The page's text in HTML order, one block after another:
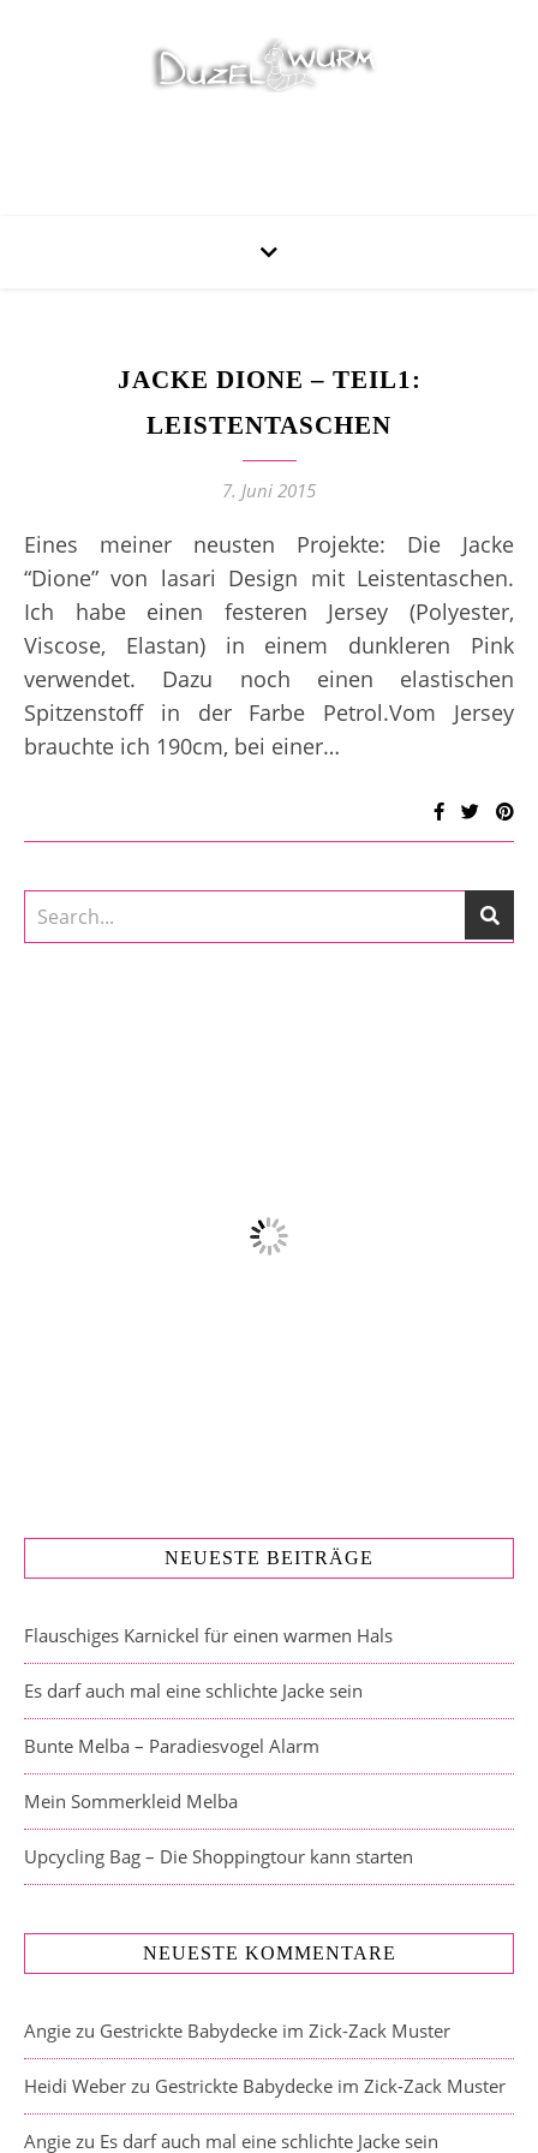
JACKE DIONE – TEIL1:
LEISTENTASCHEN
7. Juni 2015
Eines meiner neusten Projekte: Die Jacke
“Dione” von lasari Design mit Leistentaschen.
Ich habe einen festeren Jersey (Polyester,
Viscose, Elastan) in einem dunkleren Pink
verwendet. Dazu noch einen elastischen
Spitzenstoff in der Farbe Petrol.Vom Jersey
brauchte ich 190cm, bei einer…
NEUESTE BEITRÄGE
Flauschiges Karnickel für einen warmen Hals
Es darf auch mal eine schlichte Jacke sein
Bunte Melba – Paradiesvogel Alarm
Mein Sommerkleid Melba
Upcycling Bag – Die Shoppingtour kann starten
NEUESTE KOMMENTARE
Angie zu Gestrickte Babydecke im Zick-Zack Muster
Heidi Weber zu Gestrickte Babydecke im Zick-Zack Muster
Angie zu Es darf auch mal eine schlichte Jacke sein